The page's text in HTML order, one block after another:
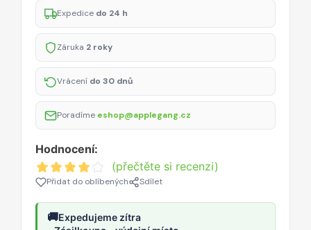
Expedice do 24 h
Záruka 2 roky
Vrácení do 30 dnů
Poradíme eshop@applegang.cz
Hodnocení:
(přečtěte si recenzi)
Přidat do oblíbených Sdílet
🚚Expedujeme zítra